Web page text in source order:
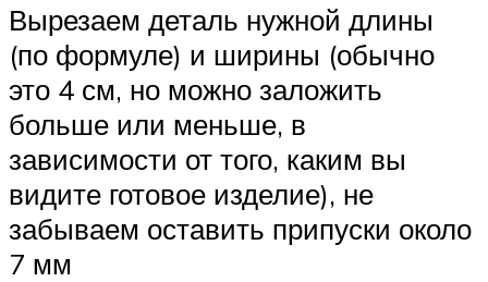
Вырезаем деталь нужной длины
(по формуле) и ширины (обычно
это 4 см, но можно заложить
больше или меньше, в
зависимости от того, каким вы
видите готовое изделие), не
забываем оставить припуски около
7 мм